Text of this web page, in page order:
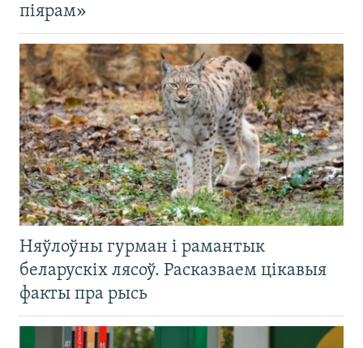
піярам»
Няўлоўны гурман і рамантык
беларускіх лясоў. Расказваем цікавыя
факты пра рысь